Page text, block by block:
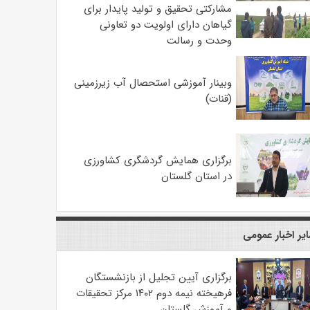
مشارکتی تحقیق و تولید پایدار برای
گیاهان دارای اولویت دو تعاونی
وحدت و رسالت
وبینار آموزشی استحصال آب زیرزمینی
(قنات)
برگزاری همایش گردشگری کشاورزی
در استان گلستان
اخبار عمومی
برگزاری آیین تجلیل از بازنشستگان
فرهیخته نیمه دوم ۱۴۰۲ مرکز تحقیقات